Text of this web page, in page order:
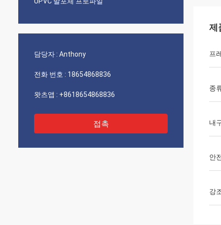
담당자 : Anthony
전화 번호 : 18654868836
왓츠앱 : +8618654868836
접촉
제
프
종
내
안
강